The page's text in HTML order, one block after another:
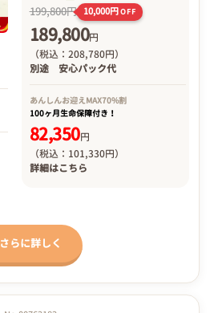
199,800円 10,000円OFF
189,800円
（税込：208,780円）
別途 安心パック代
あんしんお迎え MAX70%割
100ヶ月生命保障付き！
82,350円
（税込：101,330円）
詳細はこちら
さらに詳しく